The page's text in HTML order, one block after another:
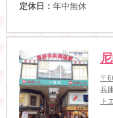
定休日： 年中無休
〒
兵
ト